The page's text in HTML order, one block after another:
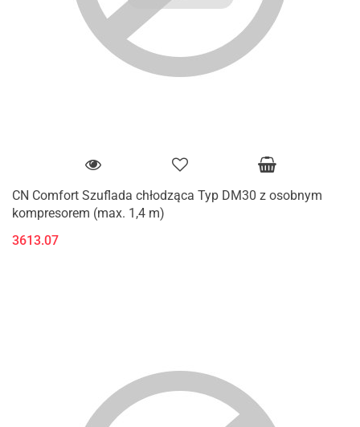
CN Comfort Szuflada chłodząca Typ DM30 z osobnym
kompresorem (max. 1,4 m)
3613.07